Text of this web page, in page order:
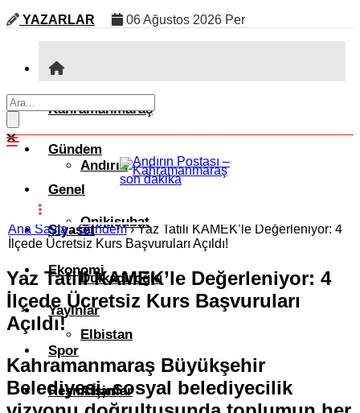
YAZARLAR
06 Ağustos 2026 Per
Kahramanmaraş
Andırın
Onikişubat
Dulkadiroğlu
Elbistan
Afşin
Gündem
Genel
Siyaset
Ekonomi
Yayınlar
Spor
Resmi İlanlar
Ana Sayfa›Gündem›Yaz Tatili KAMEK’le Değerleniyor: 4
İlçede Ücretsiz Kurs Başvuruları Açıldı!
Yaz Tatili KAMEK’le Değerleniyor: 4
İlçede Ücretsiz Kurs Başvuruları
Açıldı!
Kahramanmaraş Büyükşehir
Belediyesi, sosyal belediyecilik